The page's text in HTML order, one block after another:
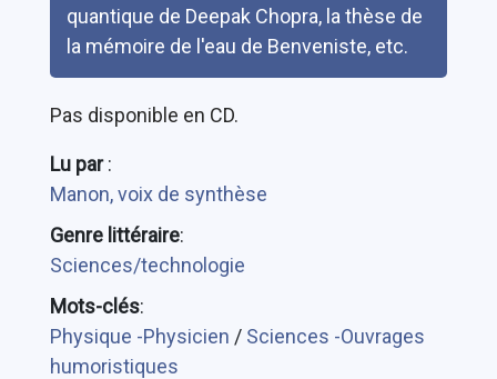
quantique de Deepak Chopra, la thèse de
la mémoire de l'eau de Benveniste, etc.
Pas disponible en CD.
Lu par:
Manon, voix de synthèse
Genre littéraire:
Sciences/technologie
Mots-clés:
Physique -Physicien / Sciences -Ouvrages
humoristiques